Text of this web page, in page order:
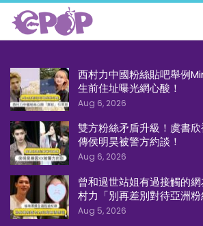
西村力中國粉絲貼吧舉例
生前住址曝光網心酸！
Aug 6, 2026
雙方粉絲矛盾升級！虞書
傳侯明昊被警方約談！
Aug 6, 2026
曾和過世站姐有過接觸的
村力「別再差別對待亞洲粉
Aug 5, 2026